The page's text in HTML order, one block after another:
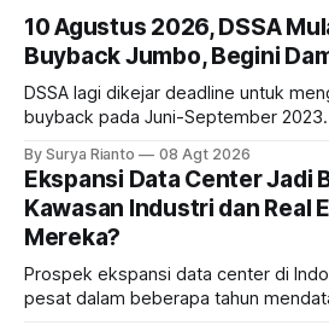
10 Agustus 2026, DSSA
Buyback Jumbo, Begini
DSSA lagi dikejar deadline untuk
buyback pada Juni-September
By Surya Rianto 08 Agt 2026
Ekspansi Data Center Jadi
Kawasan Industri dan Real
Mereka?
Prospek ekspansi data center di
pesat dalam beberapa tahun